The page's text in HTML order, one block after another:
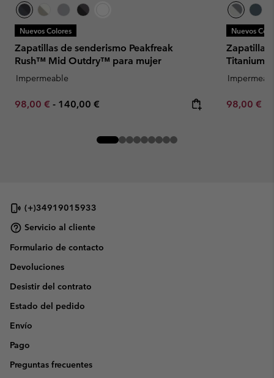
Nuevos Colores
Zapatillas de senderismo Peakfreak
Rush™ Mid Outdry™ para mujer
Impermeable
Minimum sale price:
98,00 € - Maximum price:
140,00 €
Nuevos
Zapatillas
Minimum
98,00 €
(+)34919015933
Servicio al cliente
Formulario de contacto
Devoluciones
Desistir del contrato
Estado del pedido
Envío
Pago
Preguntas frecuentes